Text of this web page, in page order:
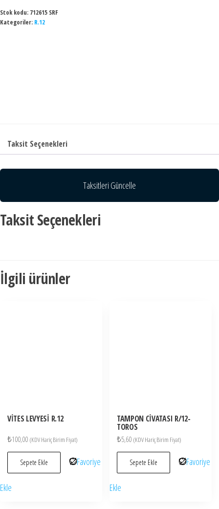
Stok kodu: 712615 SRF
Kategoriler: R.12
Taksit Seçenekleri
Taksitleri Güncelle
Taksit Seçenekleri
İlgili ürünler
VİTES LEVYESİ R.12
₺100,00 (KDV Hariç Birim Fiyat)
Sepete Ekle Favoriye
Ekle
TAMPON CİVATASI R/12-
TOROS
₺5,60 (KDV Hariç Birim Fiyat)
Sepete Ekle Favoriye
Ekle